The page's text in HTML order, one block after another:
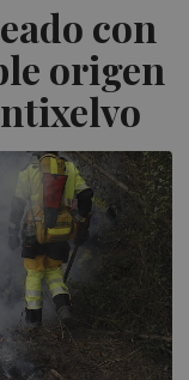
con
origen